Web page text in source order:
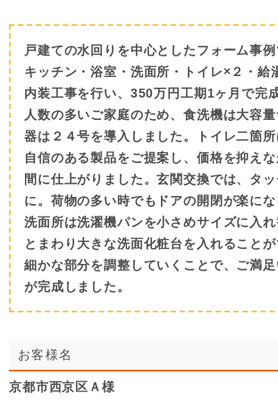
戸建ての水回りを中心としたフォーム事例
キッチン・浴室・洗面所・トイレ×２・給
内装工事を行い、350万円工期1ヶ月で完
人数の多いご家庭のため、食洗機は大容
器は２４号を導入しました。トイレ二箇
自信のある製品をご提案し、価格を抑え
間に仕上がりました。玄関交換では、タ
に。荷物の多い時でもドアの開閉が楽にな
洗面所は洗濯機パンを小さめサイズに入
とまわり大きな洗面化粧台を入れることが
細かな部分を調整していくことで、ご満
が完成しました。
お客様名
京都市西京区Ａ様